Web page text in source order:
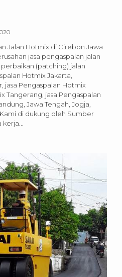
Jalan Hotmix di Cirebon Jawa
jasa pengaspalan jalan
(patching) jalan
Hotmix Jakarta,
jasa Pengaspalan Hotmix
Tangerang, jasa Pengaspalan
Jawa Tengah, Jogja,
di dukung oleh Sumber